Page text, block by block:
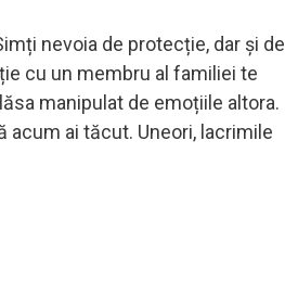
nevoia de protecție, dar și de
cu un membru al familiei te
manipulat de emoțiile altora.
acum ai tăcut. Uneori, lacrimile